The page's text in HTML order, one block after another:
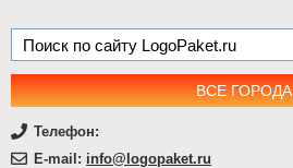
ВСЕ ГОРОДА
Телефон:
E-mail: info@logopaket.ru